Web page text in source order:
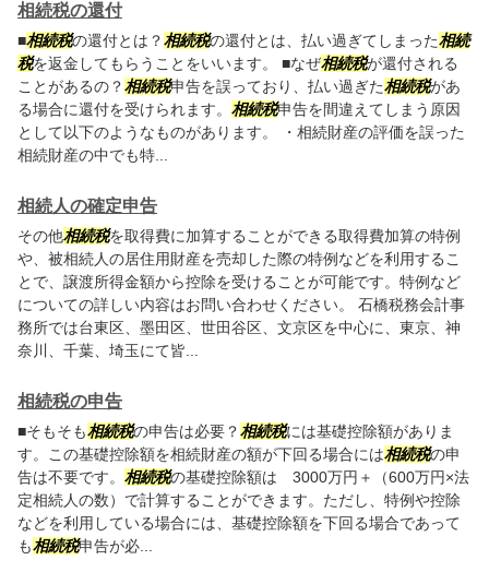
相続税の還付
■相続税の還付とは？相続税の還付とは、払い過ぎてしまった相続
税を返金してもらうことをいいます。 ■なぜ相続税が還付される
ことがあるの？相続税申告を誤っており、払い過ぎた相続税があ
る場合に還付を受けられます。 相続税申告を間違えてしまう原因
として以下のようなものがあります。 ・相続財産の評価を誤った
相続財産の中でも特...
相続人の確定申告
その他相続税を取得費に加算することができる取得費加算の特例
や、被相続人の居住用財産を売却した際の特例などを利用するこ
とで、譲渡所得金額から控除を受けることが可能です。特例など
についての詳しい内容はお問い合わせください。 石橋税務会計事
務所では台東区、墨田区、世田谷区、文京区を中心に、東京、神
奈川、千葉、埼玉にて皆...
相続税の申告
■そもそも相続税の申告は必要？相続税には基礎控除額がありま
す。この基礎控除額を相続財産の額が下回る場合には相続税の申
告は不要です。 相続税の基礎控除額は 3000万円＋（600万円×法
定相続人の数）で計算することができます。ただし、特例や控除
などを利用している場合には、基礎控除額を下回る場合であって
も相続税申告が必...